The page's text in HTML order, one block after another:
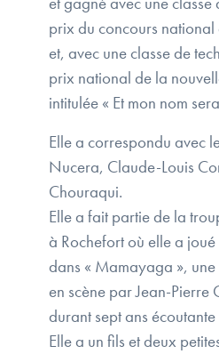
prix du concours
et, avec une classe de
prix national de la
intitulée « Et mon nom
Elle a correspondu avec
Nucera, Claude-Louis
Chouraqui.
Elle a fait partie de la
à Rochefort où elle a
dans « Mamayaga »,
en scène par Jean-Pierre
durant sept ans
Elle a un fils et deux